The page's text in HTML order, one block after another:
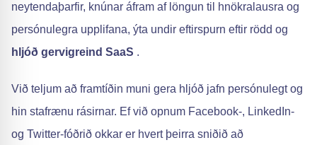
neytendaþarfir, knúnar áfram af löngun til hnökralausra og
persónulegra upplifana, ýta undir eftirspurn eftir rödd og
hljóð gervigreind SaaS .
Við teljum að framtíðin muni gera hljóð jafn persónulegt og
hin stafrænu rásirnar. Ef við opnum Facebook-, LinkedIn-
og Twitter-fóðrið okkar er hvert þeirra sniðið að